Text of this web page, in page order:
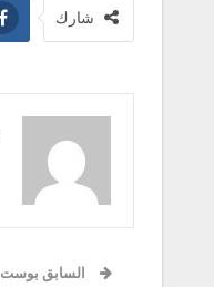
شارك
السابق بوست